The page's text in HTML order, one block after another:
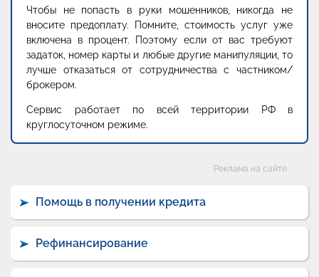
Чтобы не попасть в руки мошенников, никогда не
вносите предоплату. Помните, стоимость услуг уже
включена в процент. Поэтому если от вас требуют
задаток, номер карты и любые другие манипуляции, то
лучше отказаться от сотрудничества с частником/
брокером.
Сервис работает по всей территории РФ в
круглосуточном режиме.
Реклама на сайте
Помощь в получении кредита
Рефинансирование